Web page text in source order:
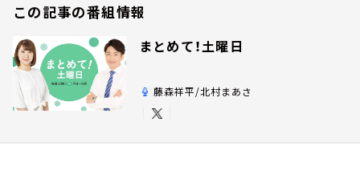
この記事の番組情報
まとめて！土曜日
藤森祥平/北村まあさ